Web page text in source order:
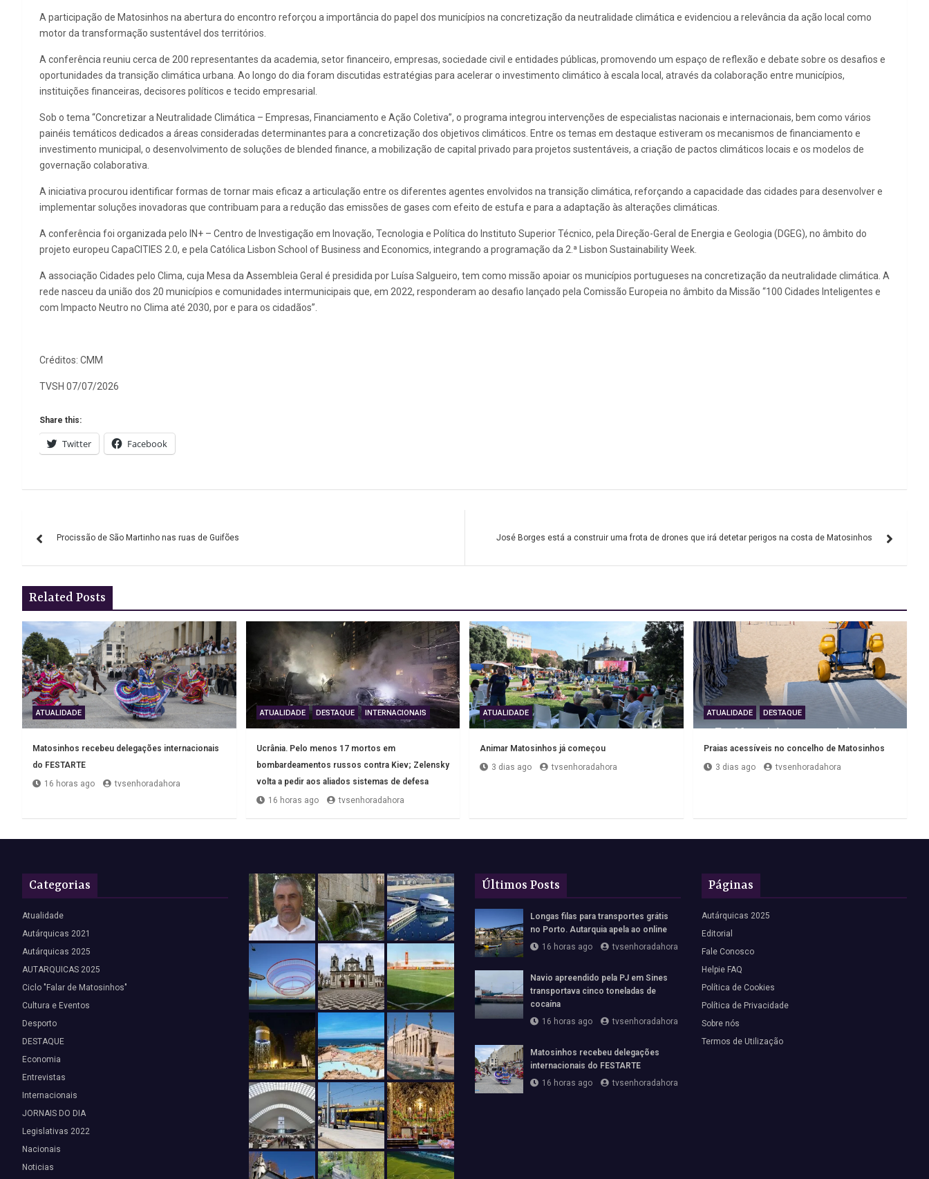
A participação de Matosinhos na abertura do encontro reforçou a importância do papel dos municípios na concretização da neutralidade climática e evidenciou a relevância da ação local como
motor da transformação sustentável dos territórios.
A conferência reuniu cerca de 200 representantes da academia, setor financeiro, empresas, sociedade civil e entidades públicas, promovendo um espaço de reflexão e debate sobre os desafios e
oportunidades da transição climática urbana. Ao longo do dia foram discutidas estratégias para acelerar o investimento climático à escala local, através da colaboração entre municípios,
instituições financeiras, decisores políticos e tecido empresarial.
Sob o tema “Concretizar a Neutralidade Climática – Empresas, Financiamento e Ação Coletiva”, o programa integrou intervenções de especialistas nacionais e internacionais, bem como vários
painéis temáticos dedicados a áreas consideradas determinantes para a concretização dos objetivos climáticos. Entre os temas em destaque estiveram os mecanismos de financiamento e
investimento municipal, o desenvolvimento de soluções de blended finance, a mobilização de capital privado para projetos sustentáveis, a criação de pactos climáticos locais e os modelos de
governação colaborativa.
A iniciativa procurou identificar formas de tornar mais eficaz a articulação entre os diferentes agentes envolvidos na transição climática, reforçando a capacidade das cidades para desenvolver e
implementar soluções inovadoras que contribuam para a redução das emissões de gases com efeito de estufa e para a adaptação às alterações climáticas.
A conferência foi organizada pelo IN+ – Centro de Investigação em Inovação, Tecnologia e Política do Instituto Superior Técnico, pela Direção-Geral de Energia e Geologia (DGEG), no âmbito do
projeto europeu CapaCITIES 2.0, e pela Católica Lisbon School of Business and Economics, integrando a programação da 2.ª Lisbon Sustainability Week.
A associação Cidades pelo Clima, cuja Mesa da Assembleia Geral é presidida por Luísa Salgueiro, tem como missão apoiar os municípios portugueses na concretização da neutralidade climática. A
rede nasceu da união dos 20 municípios e comunidades intermunicipais que, em 2022, responderam ao desafio lançado pela Comissão Europeia no âmbito da Missão “100 Cidades Inteligentes e
com Impacto Neutro no Clima até 2030, por e para os cidadãos”.
Créditos: CMM
TVSH 07/07/2026
Share this:
Twitter Facebook
de
artigos
Procissão de São Martinho nas ruas de Guifões José Borges está a construir uma frota de drones que irá detetar perigos na costa de Matosinhos
Related Posts
ATUALIDADE
Matosinhos recebeu delegações internacionais
do FESTARTE
16 horas ago
tvsenhoradahora
ATUALIDADE DESTAQUE INTERNACIONAIS
Ucrânia. Pelo menos 17 mortos em
bombardeamentos russos contra Kiev; Zelensky
volta a pedir aos aliados sistemas de defesa
16 horas ago
tvsenhoradahora
ATUALIDADE
Animar Matosinhos já começou
3 dias ago
tvsenhoradahora
ATUALIDADE DESTAQUE
Praias acessíveis no concelho de Matosinhos
3 dias ago
tvsenhoradahora
Categorias
Atualidade
Autárquicas 2021
Autárquicas 2025
AUTARQUICAS 2025
Ciclo "Falar de Matosinhos"
Cultura e Eventos
Desporto
DESTAQUE
Economia
Entrevistas
Internacionais
JORNAIS DO DIA
Legislativas 2022
Nacionais
Noticias
Últimos Posts
Longas filas para transportes grátis
no Porto. Autarquia apela ao online
16 horas ago
tvsenhoradahora
Navio apreendido pela PJ em Sines
transportava cinco toneladas de
cocaína
16 horas ago
tvsenhoradahora
Matosinhos recebeu delegações
internacionais do FESTARTE
16 horas ago
tvsenhoradahora
Páginas
Autárquicas 2025
Editorial
Fale Conosco
Helpie FAQ
Política de Cookies
Política de Privacidade
Sobre nós
Termos de Utilização